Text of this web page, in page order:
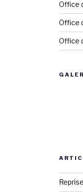
Office
Office
Office